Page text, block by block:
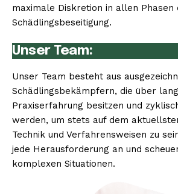
maximale Diskretion in allen Phasen
Schädlingsbeseitigung.
Unser Team:
Unser Team besteht aus
Schädlingsbekämpfern, die über
Praxiserfahrung besitzen und
werden, um stets auf dem
Technik und Verfahrensweisen zu
jede Herausforderung an und
komplexen Situationen.